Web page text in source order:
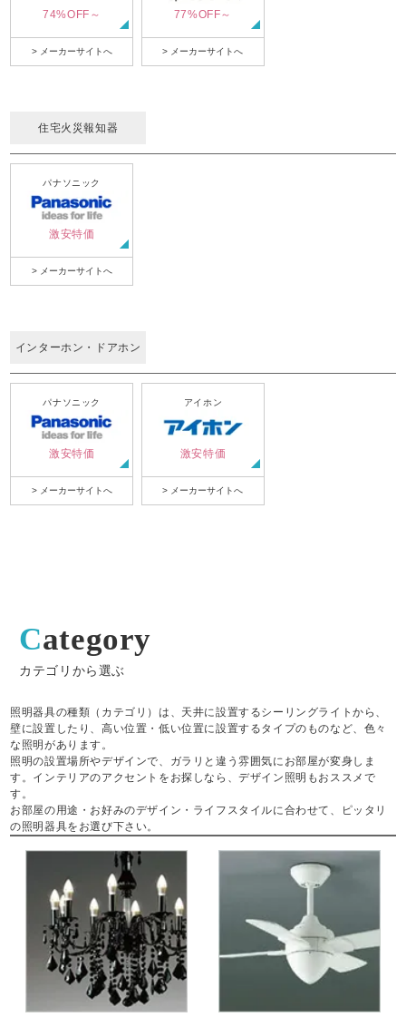
74%OFF～
> メーカーサイトへ
77%OFF～
> メーカーサイトへ
住宅火災報知器
パナソニック
激安特価
> メーカーサイトへ
インターホン・ドアホン
パナソニック
激安特価
> メーカーサイトへ
アイホン
激安特価
> メーカーサイトへ
Category
カテゴリから選ぶ
照明器具の種類（カテゴリ）は、天井に設置するシーリングライトから、
壁に設置したり、高い位置・低い位置に設置するタイプのものなど、色々
な照明があります。
照明の設置場所やデザインで、ガラリと違う雰囲気にお部屋が変身しま
す。インテリアのアクセントをお探しなら、デザイン照明もおススメで
す。
お部屋の用途・お好みのデザイン・ライフスタイルに合わせて、ピッタリ
の照明器具をお選び下さい。